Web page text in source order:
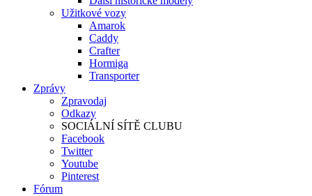
Užitkové vozy
Amarok
Caddy
Crafter
Hormiga
Transporter
Zprávy
Zpravodaj
Odkazy
SOCIÁLNÍ SÍTĚ CLUBU
Facebook
Twitter
Youtube
Pinterest
Fórum